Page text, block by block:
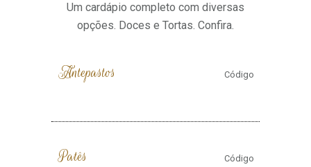
Um cardápio completo com diversas
opções. Doces e Tortas. Confira.
Antepastos Código
Patês Código